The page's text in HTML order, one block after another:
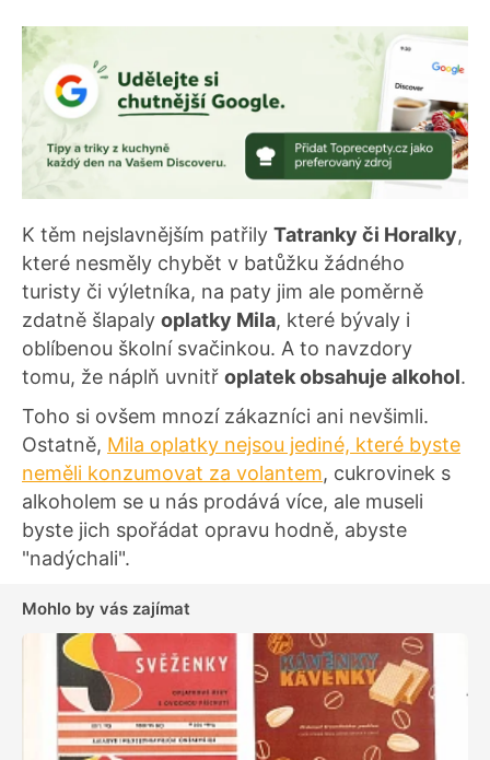
K těm nejslavnějším patřily Tatranky či Horalky,
které nesměly chybět v batůžku žádného
turisty či výletníka, na paty jim ale poměrně
zdatně šlapaly oplatky Mila, které bývaly i
oblíbenou školní svačinkou. A to navzdory
tomu, že náplň uvnitř oplatek obsahuje alkohol.
Toho si ovšem mnozí zákazníci ani nevšimli.
Ostatně, Mila oplatky nejsou jediné, které byste
neměli konzumovat za volantem, cukrovinek s
alkoholem se u nás prodává více, ale museli
byste jich spořádat opravu hodně, abyste
"nadýchali".
Mohlo by vás zajímat